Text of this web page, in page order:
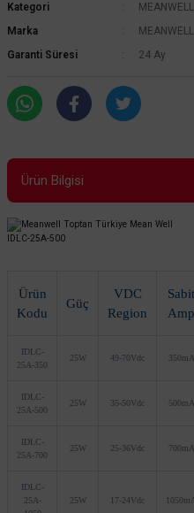
Kategori
Marka
MEANWELL
Garanti Süresi
24 Ay
Ürün Bilgisi
IDLC-25A-500
Ürün
Kodu
Güç
VDC
Region
Sabit
Amp
IDLC-
25A-350
25W 49-70Vdc 350mA
IDLC-
25A-500
25W 35-50Vdc 500mA
IDLC-
25A-700
25W 25-36Vdc 700mA
IDLC-
25A-
25W 17-24Vdc